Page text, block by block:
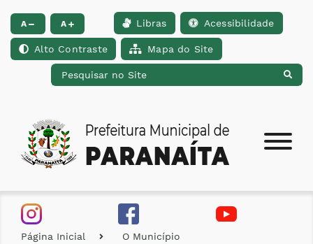
Ir para o conteúdo [alt+1] Ir para o menu [alt+2] Ir para a busca
A A Libras Acessibilidade
Alto Contraste Mapa do Site
Página Inicial
O Município